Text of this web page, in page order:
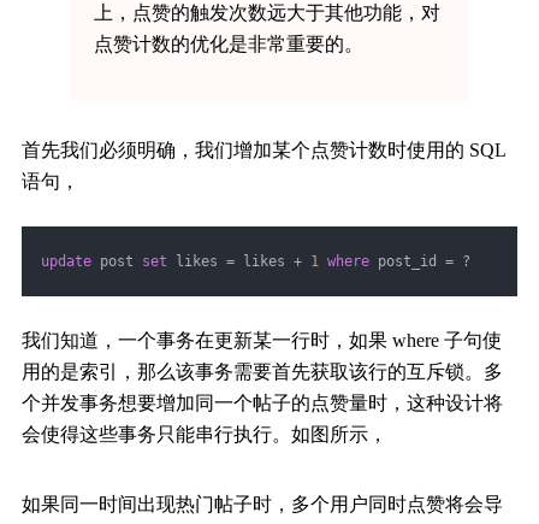
上，点赞的触发次数远大于其他功能，对
点赞计数的优化是非常重要的。
首先我们必须明确，我们增加某个点赞计数时使用的 SQL
语句，
update post set likes = likes + 1 where post_id = ?
我们知道，一个事务在更新某一行时，如果 where 子句使
用的是索引，那么该事务需要首先获取该行的互斥锁。多
个并发事务想要增加同一个帖子的点赞量时，这种设计将
会使得这些事务只能串行执行。如图所示，
如果同一时间出现热门帖子时，多个用户同时点赞将会导